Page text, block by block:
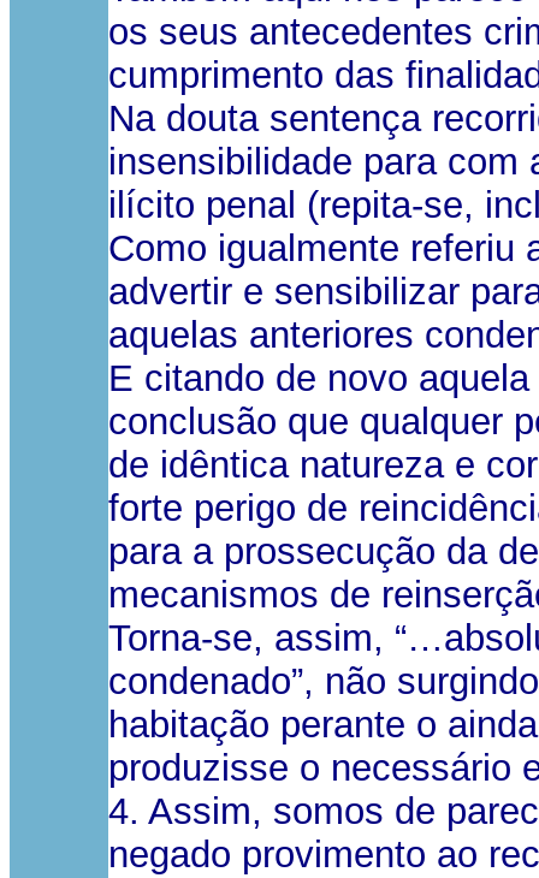
os seus antecedentes
cumprimento das
Na douta sentença
insensibilidade para com
ilícito penal (repita-se,
Como igualmente referiu
advertir e sensibilizar
aquelas anteriores
E citando de novo
conclusão que qualquer
de idêntica natureza e
forte perigo de
para a prossecução da
mecanismos de
Torna-se, assim,
condenado”, não
habitação perante o
produzisse o necessário
4. Assim, somos de
negado provimento ao